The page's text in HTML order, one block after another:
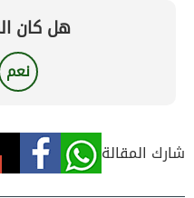
هل كان
نعم
شارك المقالة